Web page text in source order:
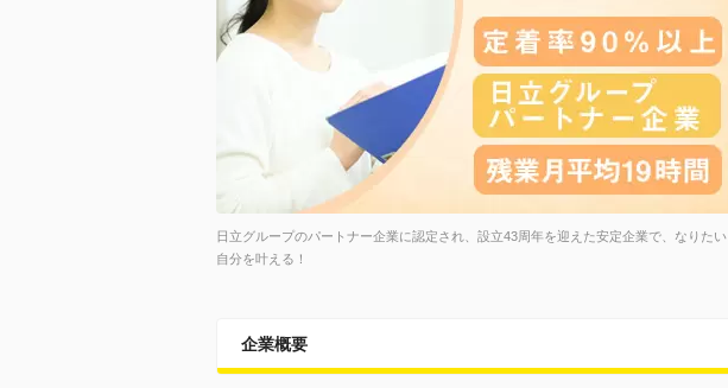
日立グループのパートナー企業に認定され、設立43周年を迎えた安定企業で、なりたい
自分を叶える！
企業概要